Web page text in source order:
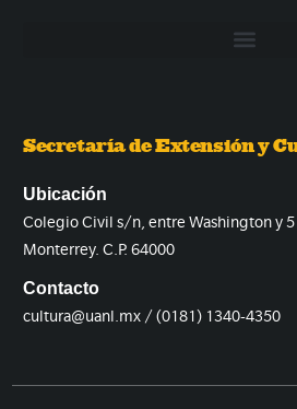
Secretaría de Extensión y
Ubicación
Colegio Civil s/n, entre Washington y
Monterrey. C.P. 64000
Contacto
cultura@uanl.mx / (0181) 1340-4350